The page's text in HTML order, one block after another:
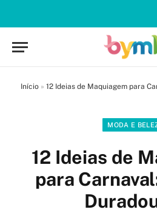
Início» 12 Ideias de Maquiagem para
MODA E
12 Ideias de
para